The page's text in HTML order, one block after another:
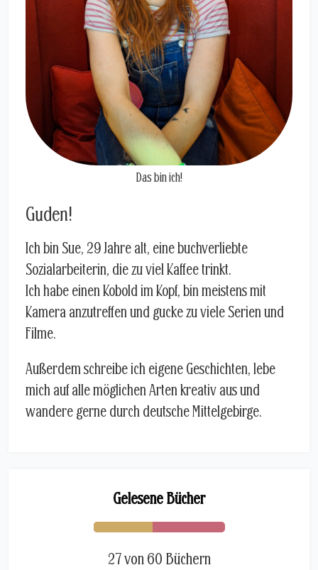
Das bin ich!
Guden!
Ich bin Sue, 29 Jahre alt, eine buchverliebte
Sozialarbeiterin, die zu viel Kaffee trinkt.
Ich habe einen Kobold im Kopf, bin meistens mit
Kamera anzutreffen und gucke zu viele Serien und
Filme.
Außerdem schreibe ich eigene Geschichten, lebe
mich auf alle möglichen Arten kreativ aus und
wandere gerne durch deutsche Mittelgebirge.
Gelesene Bücher
27 von 60 Büchern